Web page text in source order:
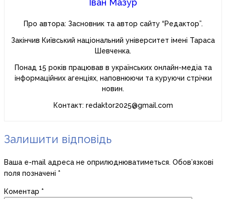
Іван Мазур
Про автора: Засновник та автор сайту “Редактор”.
Закінчив Київський національний університет імені Тараса
Шевченка.
Понад 15 років працював в українських онлайн-медіа та
інформаційних агенціях, наповнюючи та куруючи стрічки
новин.
Контакт: redaktor2025@gmail.com
Залишити відповідь
Ваша e-mail адреса не оприлюднюватиметься. Обов’язкові
поля позначені *
Коментар *